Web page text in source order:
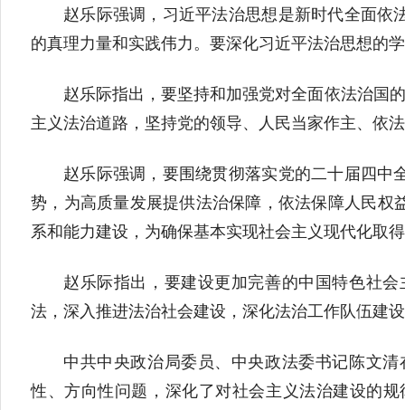
赵乐际强调，习近平法治思想是新时代全面
的真理力量和实践伟力。要深化习近平法治思想的
赵乐际指出，要坚持和加强党对全面依法治国
主义法治道路，坚持党的领导、人民当家作主、依
赵乐际强调，要围绕贯彻落实党的二十届四
势，为高质量发展提供法治保障，依法保障人民
系和能力建设，为确保基本实现社会主义现代化取
赵乐际指出，要建设更加完善的中国特色社
法，深入推进法治社会建设，深化法治工作队伍建
中共中央政治局委员、中央政法委书记陈文
性、方向性问题，深化了对社会主义法治建设的